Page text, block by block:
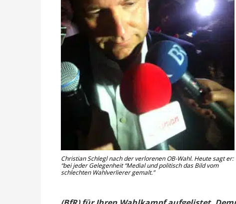
Christian Schlegl nach der verlorenen OB-Wahl. Heute sagt er:
“bei jeder Gelegenheit “Medial und politisch das Bild vom
schlechten Wahlverlierer gemalt.”